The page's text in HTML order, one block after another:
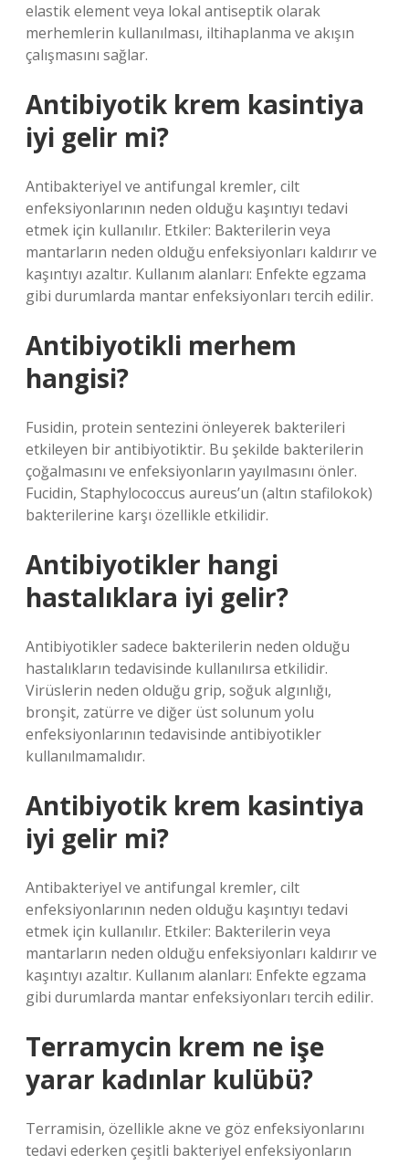
elastik element veya lokal antiseptik olarak
merhemlerin kullanılması, iltihaplanma ve akışın
çalışmasını sağlar.
Antibiyotik krem kasintiya
iyi gelir mi?
Antibakteriyel ve antifungal kremler, cilt
enfeksiyonlarının neden olduğu kaşıntıyı tedavi
etmek için kullanılır. Etkiler: Bakterilerin veya
mantarların neden olduğu enfeksiyonları kaldırır ve
kaşıntıyı azaltır. Kullanım alanları: Enfekte egzama
gibi durumlarda mantar enfeksiyonları tercih edilir.
Antibiyotikli merhem
hangisi?
Fusidin, protein sentezini önleyerek bakterileri
etkileyen bir antibiyotiktir. Bu şekilde bakterilerin
çoğalmasını ve enfeksiyonların yayılmasını önler.
Fucidin, Staphylococcus aureus’un (altın stafilokok)
bakterilerine karşı özellikle etkilidir.
Antibiyotikler hangi
hastalıklara iyi gelir?
Antibiyotikler sadece bakterilerin neden olduğu
hastalıkların tedavisinde kullanılırsa etkilidir.
Virüslerin neden olduğu grip, soğuk algınlığı,
bronşit, zatürre ve diğer üst solunum yolu
enfeksiyonlarının tedavisinde antibiyotikler
kullanılmamalıdır.
Antibiyotik krem kasintiya
iyi gelir mi?
Antibakteriyel ve antifungal kremler, cilt
enfeksiyonlarının neden olduğu kaşıntıyı tedavi
etmek için kullanılır. Etkiler: Bakterilerin veya
mantarların neden olduğu enfeksiyonları kaldırır ve
kaşıntıyı azaltır. Kullanım alanları: Enfekte egzama
gibi durumlarda mantar enfeksiyonları tercih edilir.
Terramycin krem ne işe
yarar kadınlar kulübü?
Terramisin, özellikle akne ve göz enfeksiyonlarını
tedavi ederken çeşitli bakteriyel enfeksiyonların